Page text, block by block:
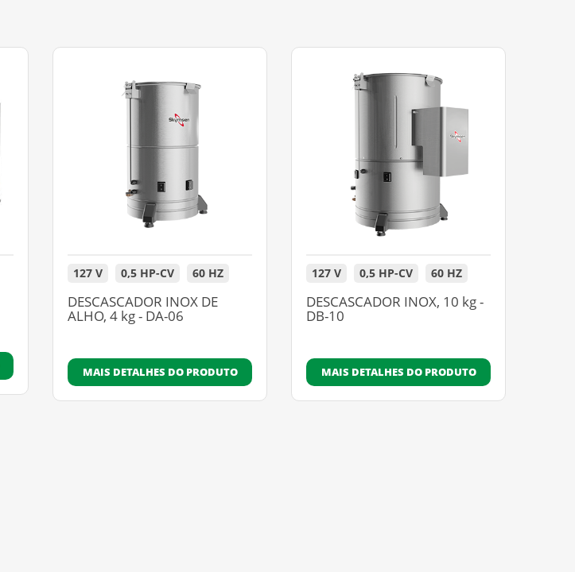
127 V 0,5 HP-CV 60 HZ
DESCASCADOR INOX DE
ALHO, 4 kg - DA-06
MAIS DETALHES DO PRODUTO
127 V 0,5 HP-CV 60 HZ
DESCASCADOR INOX, 10 kg -
DB-10
MAIS DETALHES DO PRODUTO